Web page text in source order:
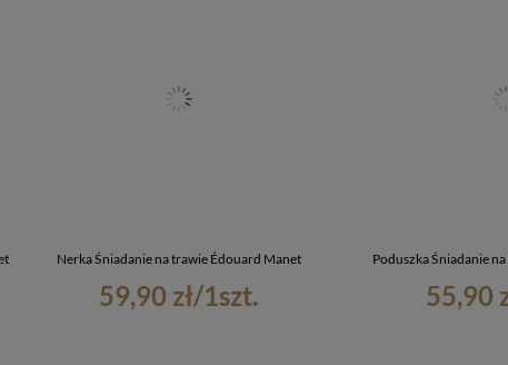
Nerka Śniadanie na trawie Édouard Manet
59,90 zł/1szt.
Poduszka Śniadanie
55,90